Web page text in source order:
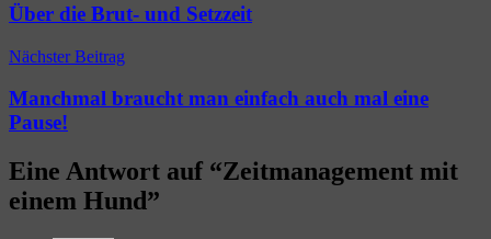
Über die Brut- und Setzzeit
Nächster Beitrag
Manchmal braucht man einfach auch mal eine
Pause!
Eine Antwort auf “Zeitmanagement mit
einem Hund”